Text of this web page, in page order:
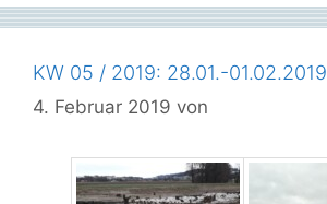
KW 05 / 2019: 28.01.-01.02.2019
4. Februar 2019 von